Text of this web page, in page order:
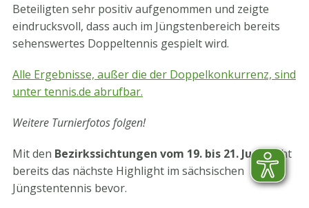
Beteiligten sehr positiv aufgenommen und zeigte
eindrucksvoll, dass auch im Jüngstenbereich bereits
sehenswertes Doppeltennis gespielt wird.
Alle Ergebnisse, außer die der Doppelkonkurrenz, sind
unter tennis.de abrufbar.
Weitere Turnierfotos folgen!
Mit den Bezirkssichtungen vom 19. bis 21. Junisteht
bereits das nächste Highlight im sächsischen
Jüngstentennis bevor.